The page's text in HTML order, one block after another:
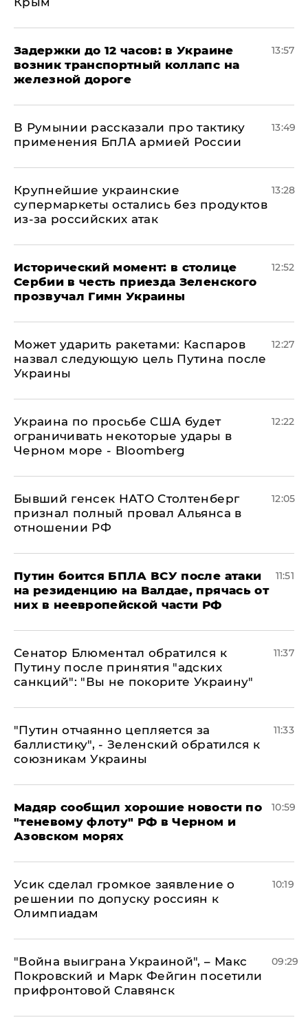
Задержки до 12 часов: в Украине
возник транспортный коллапс на
железной дороге
13:57
В Румынии рассказали про тактику
применения БпЛА армией России
13:49
Крупнейшие украинские
супермаркеты остались без продуктов
из-за российских атак
13:28
Исторический момент: в столице
Сербии в честь приезда Зеленского
прозвучал Гимн Украины
12:52
Может ударить ракетами: Каспаров
назвал следующую цель Путина после
Украины
12:27
Украина по просьбе США будет
ограничивать некоторые удары в
Черном море - Bloomberg
12:22
Бывший генсек НАТО Столтенберг
признал полный провал Альянса в
отношении РФ
12:05
Путин боится БПЛА ВСУ после атаки
на резиденцию на Валдае, прячась от
них в неевропейской части РФ
11:51
Сенатор Блюментал обратился к
Путину после принятия "адских
санкций": "Вы не покорите Украину"
11:37
"Путин отчаянно цепляется за
баллистику", - Зеленский обратился к
союзникам Украины
11:33
Мадяр сообщил хорошие новости по
"теневому флоту" РФ в Черном и
Азовском морях
10:59
Усик сделал громкое заявление о
решении по допуску россиян к
Олимпиадам
10:19
"Война выиграна Украиной", – Макс
Покровский и Марк Фейгин посетили
прифронтовой Славянск
09:29